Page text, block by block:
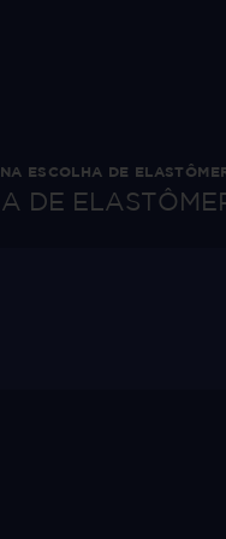
ESCOLHA DE
DE